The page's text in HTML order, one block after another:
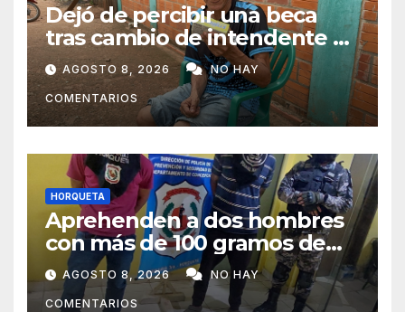
Dejó de percibir una beca
tras cambio de intendente y
ahora vende caramelos para
subsistir
AGOSTO 8, 2026 NO HAY
COMENTARIOS
HORQUETA
Aprehenden a dos hombres
con más de 100 gramos de
supuesta marihuana en
Horqueta
AGOSTO 8, 2026 NO HAY
COMENTARIOS